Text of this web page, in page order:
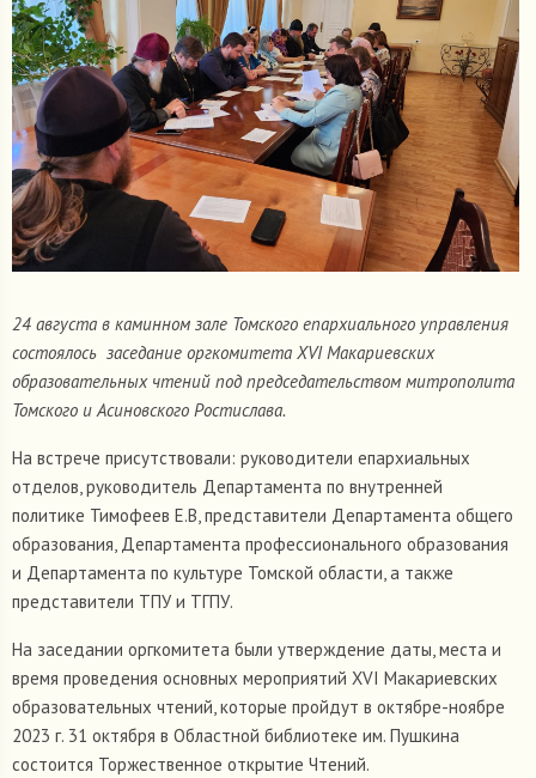
24 августа в каминном зале Томского епархиального управления
состоялось заседание оргкомитета XVI Макариевских
образовательных чтений под председательством митрополита
Томского и Асиновского Ростислава.
На встрече присутствовали: руководители епархиальных
отделов, руководитель Департамента по внутренней
политике Тимофеев Е.В, представители Департамента общего
образования, Департамента профессионального образования
и Департамента по культуре Томской области, а также
представители ТПУ и ТГПУ.
На заседании оргкомитета были утверждение даты, места и
время проведения основных мероприятий XVI Макариевских
образовательных чтений, которые пройдут в октябре-ноябре
2023 г. 31 октября в Областной библиотеке им. Пушкина
состоится Торжественное открытие Чтений.